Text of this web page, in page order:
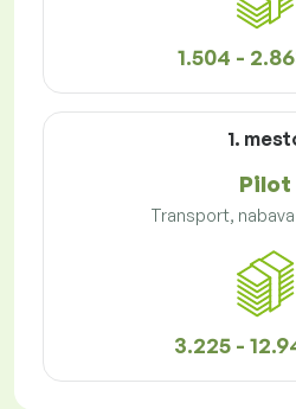
1.504 -
1.
Pilot
Transport,
3.225 -